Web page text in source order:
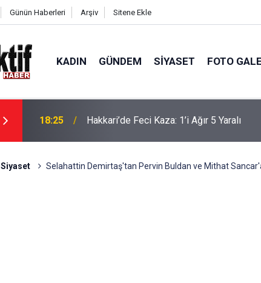
Günün Haberleri Arşiv Sitene Ekle
KADIN GÜNDEM SIYASET FOTO
11:12 Derecik'te 83 yaşındaki hasta için hava
Siyaset Selahattin Demirtaş'tan Pervin Buldan ve Mithat